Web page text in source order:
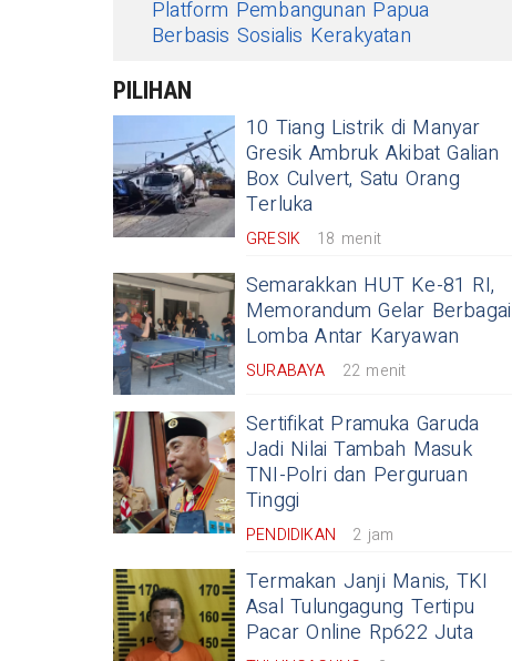
Platform Pembangunan Papua
Berbasis Sosialis Kerakyatan
PILIHAN
10 Tiang Listrik di Manyar
Gresik Ambruk Akibat Galian
Box Culvert, Satu Orang
Terluka
GRESIK 18 menit
Semarakkan HUT Ke-81 RI,
Memorandum Gelar Berbagai
Lomba Antar Karyawan
SURABAYA 22 menit
Sertifikat Pramuka Garuda
Jadi Nilai Tambah Masuk
TNI-Polri dan Perguruan
Tinggi
PENDIDIKAN 2 jam
Termakan Janji Manis, TKI
Asal Tulungagung Tertipu
Pacar Online Rp622 Juta